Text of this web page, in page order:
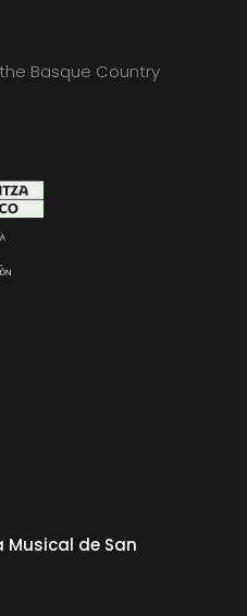
Basque Country
Musical de San